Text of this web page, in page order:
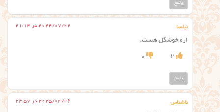
پاسخ
نیلسا 2024/07/22 در 21:14
اره خوشگل هست.
2
0
پاسخ
ناشناس 2025/04/26 در 23:57